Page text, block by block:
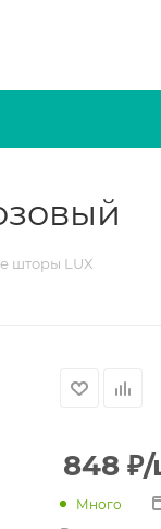
шторы LUX
848 ₽/
Много